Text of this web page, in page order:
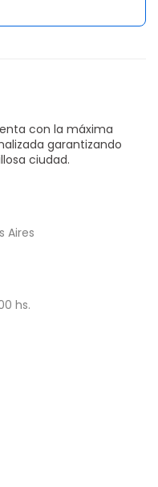
con la máxima
garantizando
ciudad.
Aires
hs.